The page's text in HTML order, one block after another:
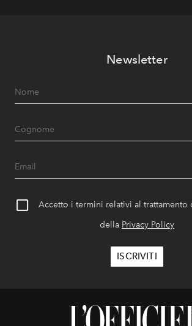
Newsletter
Accetto i termini relativi al trattamento
della Privacy Policy